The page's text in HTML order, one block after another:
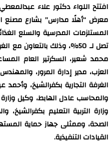
افتتح اللواء دكتور علاء
معرض “أهلًا مدارس” بشارع مصنع
المستلزمات المدرسية والسلع
تصل لـ 50٪؜، وذلك بالتعاون
محمد شعير، السكرتير العام
العزب، مدير إدارة المرور،
الغرفة التجارية بكفرالشيخ،
والمحاسب عادل الهابط، وكيل
وزارة التربية التعليم
الصحة، وممثلى جهاز حماية
القيادات التنفيذية.